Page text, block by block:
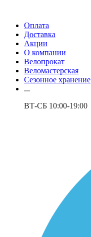
Оплата
Доставка
Акции
О компании
Велопрокат
Веломастерская
Сезонное хранение
...
ВТ-СБ 10:00-19:00